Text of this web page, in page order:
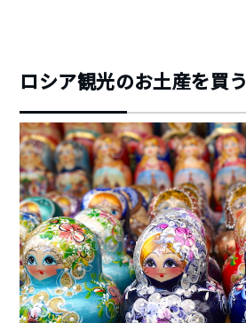
ロシア観光のお土産を買う